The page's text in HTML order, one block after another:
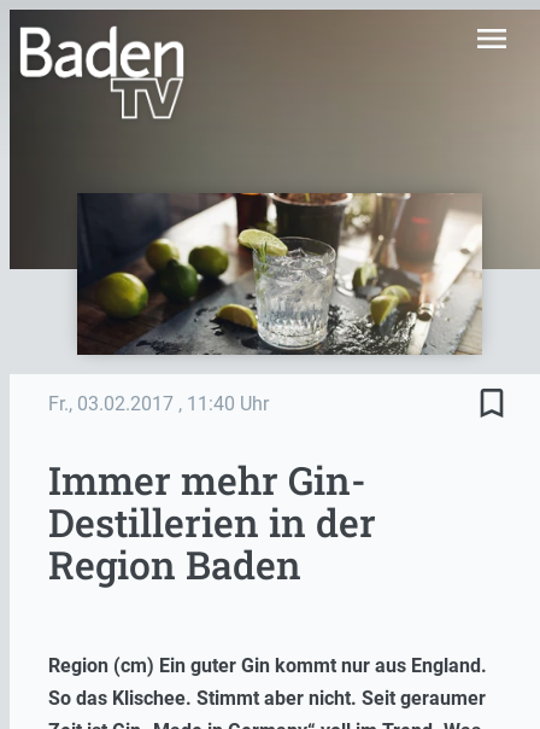
menu
Fr., 03.02.2017 , 11:40 Uhr bookmark_border
Immer mehr Gin-
Destillerien in der
Region Baden
Region (cm) Ein guter Gin kommt nur aus England.
So das Klischee. Stimmt aber nicht. Seit geraumer